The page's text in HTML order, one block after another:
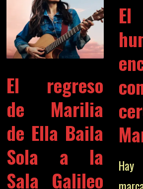
El regreso
de Marilia
de Ella Baila
Sola a la
Sala Galileo
Hay